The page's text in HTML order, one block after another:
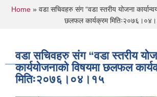
You are here
Home» वडा सचिवहरु संग “वडा स्तरीय योजना
छलफल कार्यक्रम
वडा सचिवहरु संग “वडा स्तरीय
कार्ययोजनाको विषयमा छलफल
मितिः२०७६।०४।१५